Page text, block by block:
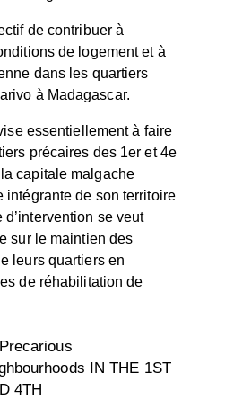
de contribuer à
de logement et à
dans les quartiers
à Madagascar.
essentiellement à faire
précaires des 1er et 4e
capitale malgache
intégrante de son territoire
se veut
sur le maintien des
leurs quartiers en
de réhabilitation de
IN THE 1ST
4TH